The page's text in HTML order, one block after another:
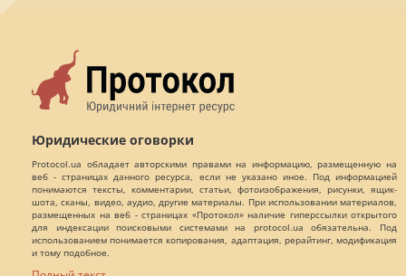
Юридические оговорки
Protocol.ua обладает авторскими правами на информацию, размещенную на
веб - страницах данного ресурса, если не указано иное. Под информацией
понимаются тексты, комментарии, статьи, фотоизображения, рисунки, ящик-
шота, сканы, видео, аудио, другие материалы. При использовании материалов,
размещенных на веб - страницах «Протокол» наличие гиперссылки открытого
для индексации поисковыми системами на protocol.ua обязательна. Под
использованием понимается копирования, адаптация, рерайтинг, модификация
и тому подобное.